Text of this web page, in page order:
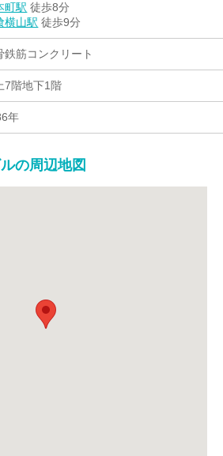
町駅 徒歩8分
横山駅 徒歩9分
鉄筋コンクリート
7階地下1階
年
の周辺地図